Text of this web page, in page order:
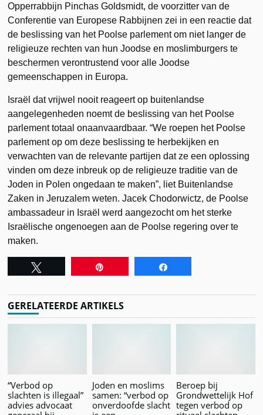
Opperrabbijn Pinchas Goldsmidt, de voorzitter van de
Conferentie van Europese Rabbijnen zei in een reactie dat
de beslissing van het Poolse parlement om niet langer de
religieuze rechten van hun Joodse en moslimburgers te
beschermen verontrustend voor alle Joodse
gemeenschappen in Europa.
Israël dat vrijwel nooit reageert op buitenlandse
aangelegenheden noemt de beslissing van het Poolse
parlement totaal onaanvaardbaar. “We roepen het Poolse
parlement op om deze beslissing te herbekijken en
verwachten van de relevante partijen dat ze een oplossing
vinden om deze inbreuk op de religieuze traditie van de
Joden in Polen ongedaan te maken”, liet Buitenlandse
Zaken in Jeruzalem weten. Jacek Chodorwictz, de Poolse
ambassadeur in Israël werd aangezocht om het sterke
Israëlische ongenoegen aan de Poolse regering over te
maken.
GERELATEERDE ARTIKELS
“Verbod op
slachten is illegaal”
advies advocaat
Joden en moslims
samen: “verbod op
onverdoofde slacht
Beroep bij
Grondwettelijk Hof
tegen verbod op